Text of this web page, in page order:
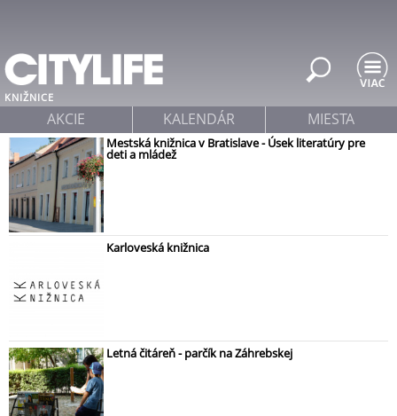
KNIŽNICE
Mestská knižnica v Bratislave - Úsek literatúry pre
deti a mládež
Karloveská knižnica
Letná čitáreň - parčík na Záhrebskej
AKCIE KALENDÁR MIESTA